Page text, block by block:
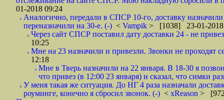
01-2018 09:24
Аналогично, передали в СПСР 10-го, доставку
переназначили на 30-е. (-) < Vampik > [1038] 23-01-2018
Через сайт СПСР поставил дату доставки 24 - не
10:25
Мне на 23 назначили и привезли. Звонки не
12:18
Мне в Тверь назначили на 22 января. В 18-30 я
что привез (в 12:00 23 января) и сказал, что симки
У меня такая же ситуация. До НГ 4 раза назначали
роуминге, конечно я сбросил звонок. (-) < xReason >